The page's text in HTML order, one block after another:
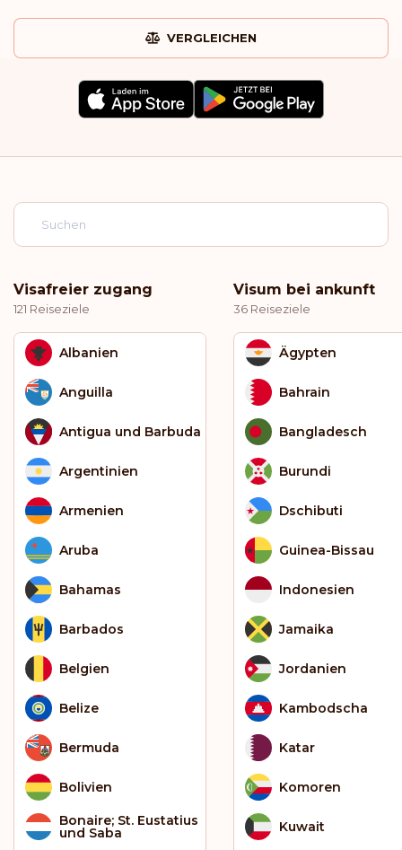
VERGLEICHEN
Visafreier zugang
121 Reiseziele
Albanien
Anguilla
Antigua und Barbuda
Argentinien
Armenien
Aruba
Bahamas
Barbados
Belgien
Belize
Bermuda
Bolivien
Bonaire; St. Eustatius
und Saba
Visum bei ankunft
36 Reiseziele
Ägypten
Bahrain
Bangladesch
Burundi
Dschibuti
Guinea-Bissau
Indonesien
Jamaika
Jordanien
Kambodscha
Katar
Komoren
Kuwait